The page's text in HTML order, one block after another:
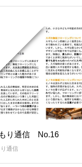
り通信 No.16
通信